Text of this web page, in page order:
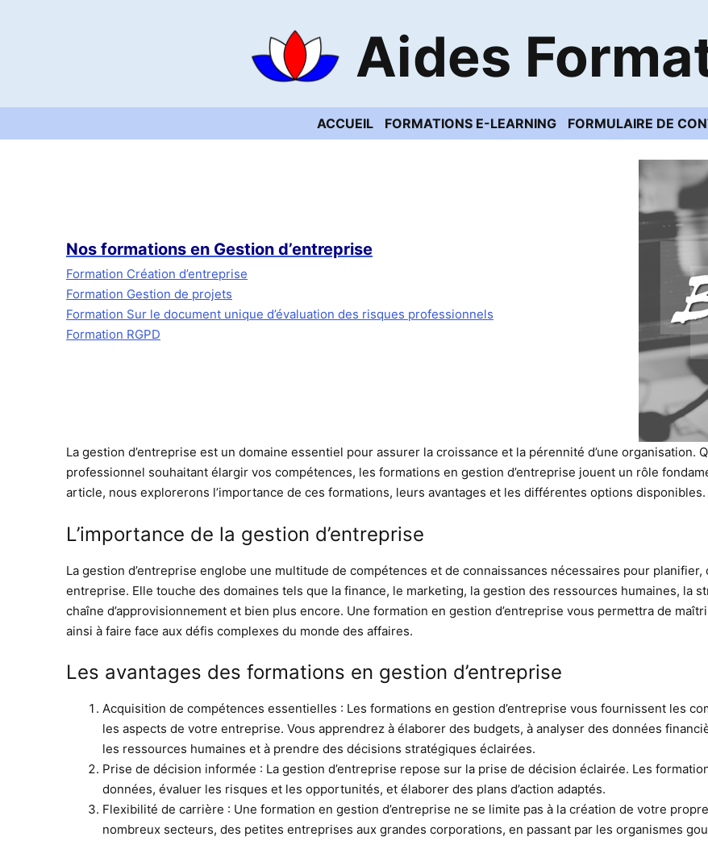
Aides
ACCUEIL FORMATIONS E-LEARNING FORMULAIRE DE
Nos formations en Gestion d’entreprise
Formation Création d’entreprise
Formation Gestion de projets
Formation Sur le document unique d’évaluation des risques professionnels
Formation RGPD
La gestion d’entreprise est un domaine essentiel pour assurer la croissance et la pérennité d’une organisation.
professionnel souhaitant élargir vos compétences, les formations en gestion d’entreprise jouent un rôle
article, nous explorerons l’importance de ces formations, leurs avantages et les différentes options disponibles.
L’importance de la gestion d’entreprise
La gestion d’entreprise englobe une multitude de compétences et de connaissances nécessaires pour
entreprise. Elle touche des domaines tels que la finance, le marketing, la gestion des ressources humaines, la
chaîne d’approvisionnement et bien plus encore. Une formation en gestion d’entreprise vous permettra de
ainsi à faire face aux défis complexes du monde des affaires.
Les avantages des formations en gestion d’entreprise
Acquisition de compétences essentielles : Les formations en gestion d’entreprise vous fournissent les
les aspects de votre entreprise. Vous apprendrez à élaborer des budgets, à analyser des données
les ressources humaines et à prendre des décisions stratégiques éclairées.
Prise de décision informée : La gestion d’entreprise repose sur la prise de décision éclairée. Les
données, évaluer les risques et les opportunités, et élaborer des plans d’action adaptés.
Flexibilité de carrière : Une formation en gestion d’entreprise ne se limite pas à la création de votre
nombreux secteurs, des petites entreprises aux grandes corporations, en passant par les organismes